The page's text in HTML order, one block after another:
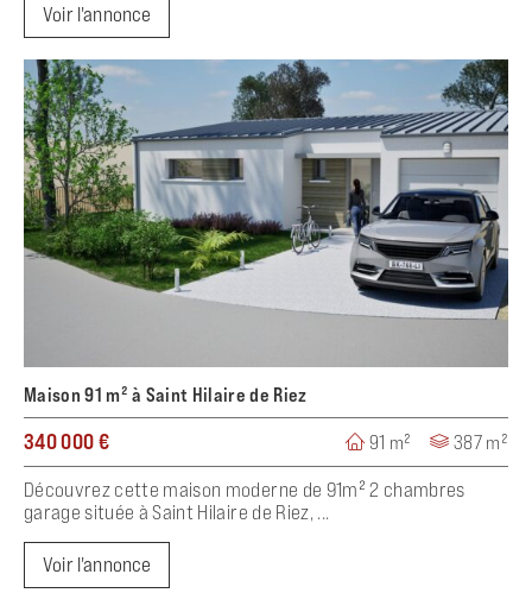
Voir l'annonce
Maison 91 m² à Saint Hilaire de Riez
340 000 € 91 m² 387 m²
Découvrez cette maison moderne de 91m² 2 chambres
garage située à Saint Hilaire de Riez, ...
Voir l'annonce